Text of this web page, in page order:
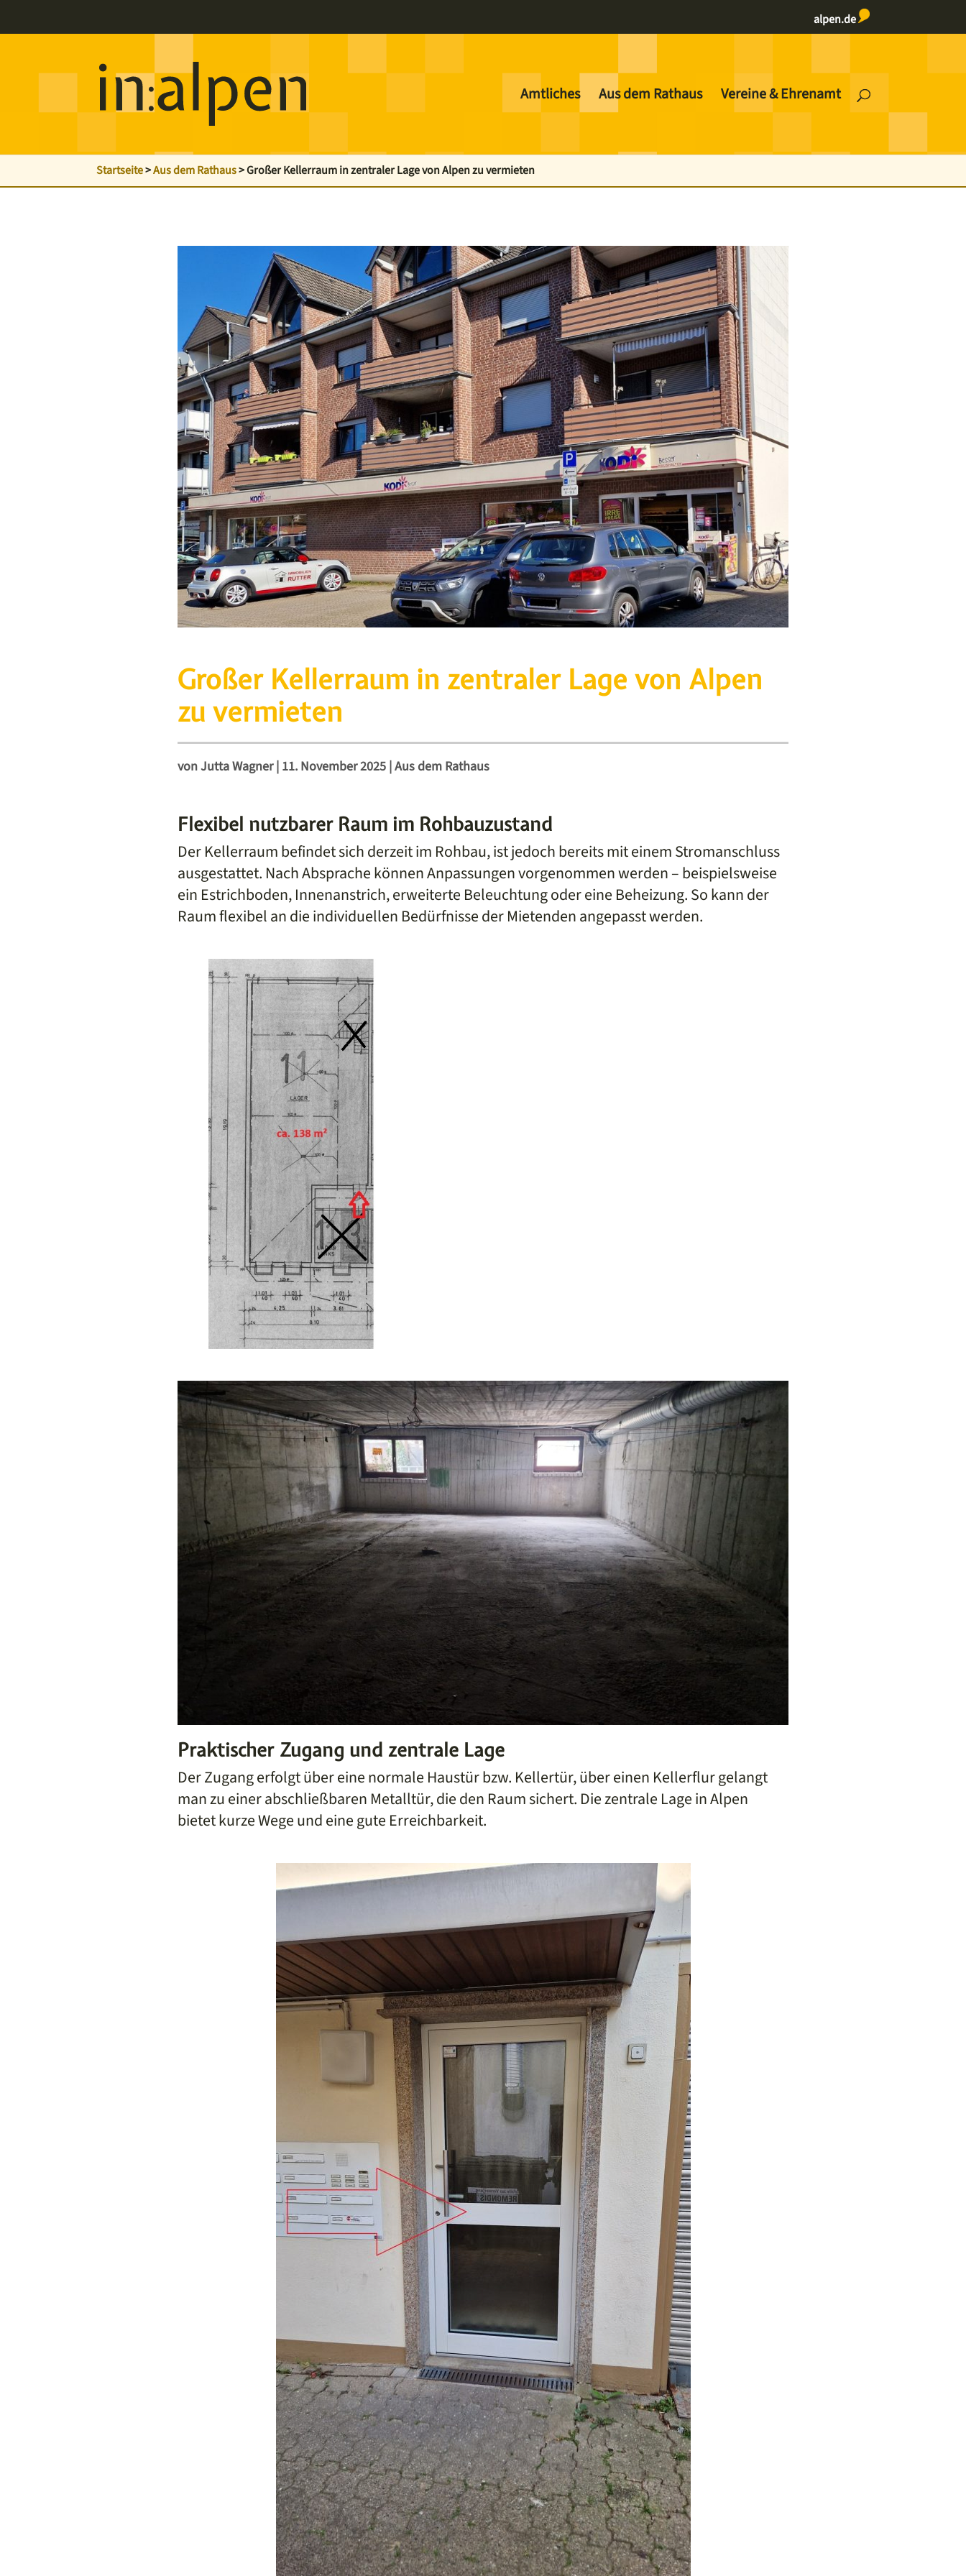
alpen.de
Amtliches Aus dem Rathaus Vereine & Ehrenamt
Startseite>Aus dem Rathaus>Großer Kellerraum in zentraler Lage von Alpen zu vermieten
Großer Kellerraum in zentraler Lage von Alpen
zu vermieten
vonJutta Wagner| 11. November 2025 |Aus dem Rathaus
Flexibel nutzbarer Raum im Rohbauzustand
Der Kellerraum befindet sich derzeit im Rohbau, ist jedoch bereits mit einem Stromanschluss
ausgestattet. Nach Absprache können Anpassungen vorgenommen werden – beispielsweise
ein Estrichboden, Innenanstrich, erweiterte Beleuchtung oder eine Beheizung. So kann der
Raum flexibel an die individuellen Bedürfnisse der Mietenden angepasst werden.
Praktischer Zugang und zentrale Lage
Der Zugang erfolgt über eine normale Haustür bzw. Kellertür, über einen Kellerflur gelangt
man zu einer abschließbaren Metalltür, die den Raum sichert. Die zentrale Lage in Alpen
bietet kurze Wege und eine gute Erreichbarkeit.